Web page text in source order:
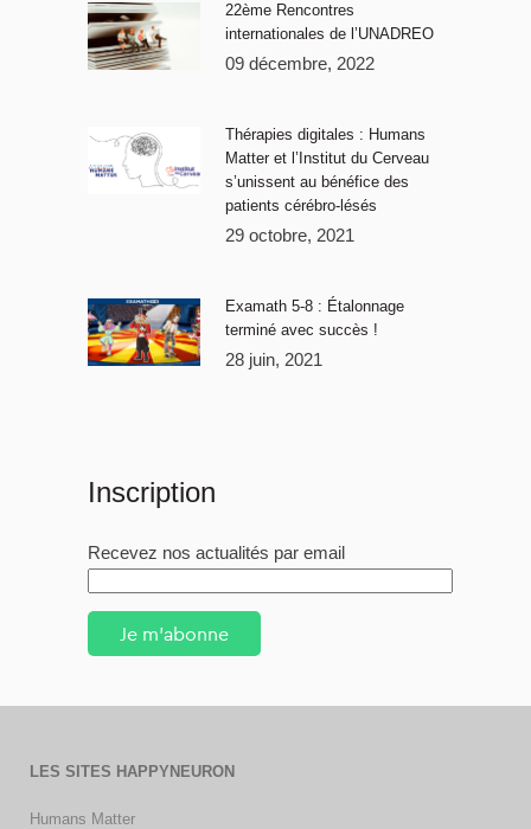
22ème Rencontres
internationales de l’UNADREO
09 décembre, 2022
Thérapies digitales : Humans
Matter et l’Institut du Cerveau
s’unissent au bénéfice des
patients cérébro-lésés
29 octobre, 2021
Examath 5-8 : Étalonnage
terminé avec succès !
28 juin, 2021
Inscription
Recevez nos actualités par email
Je m'abonne
LES SITES HAPPYNEURON
Humans Matter